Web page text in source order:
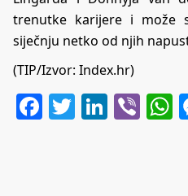
trenutke karijere i može
siječnju netko od njih
(TIP/Izvor: Index.hr)
Facebook
Twitter